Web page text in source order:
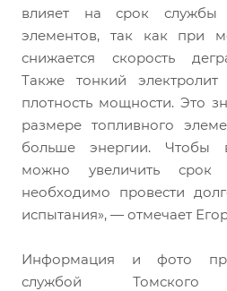
влияет на срок службы
элементов, так как при
снижается скорость
Также тонкий электролит
плотность мощности. Это
размере топливного
больше энергии. Чтобы
можно увеличить срок
необходимо провести
испытания», — отмечает
Информация и фото
службой Томского